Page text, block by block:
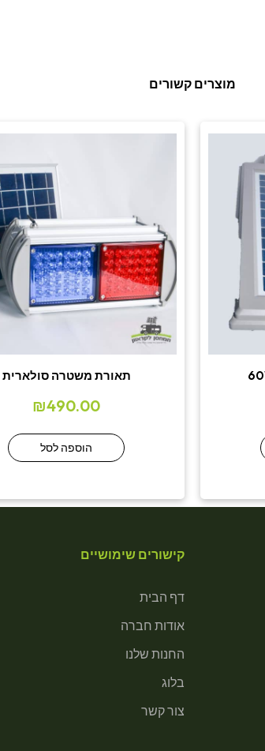
מוצרים קשורים
תאורת משטרה סולארית
₪490.00
הוספה לסל
קישורים שימושיים
דף הבית
אודות חברה
החנות שלנו
בלוג
צור קשר